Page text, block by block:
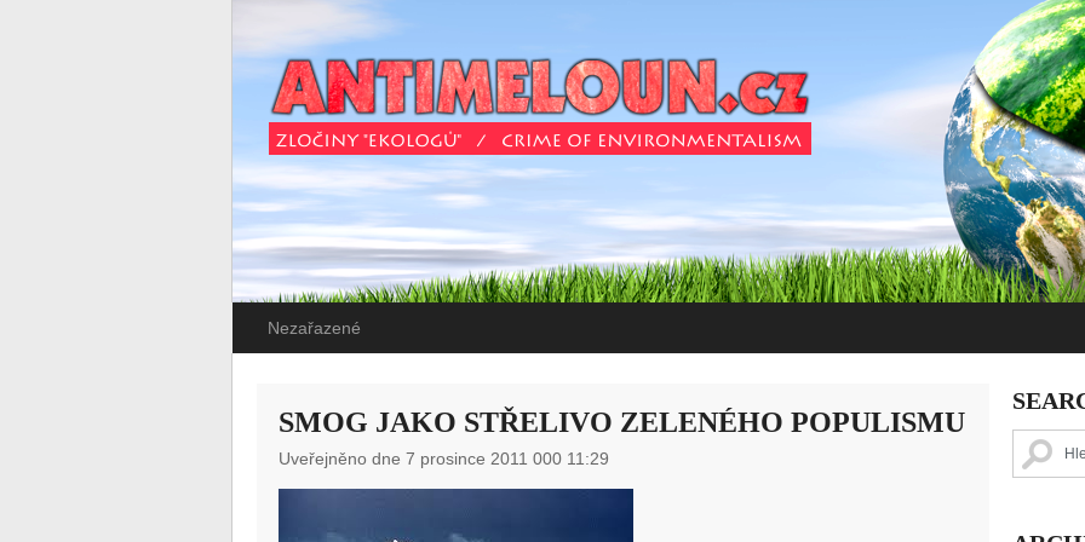
Nezařazené
SMOG JAKO STŘELIVO ZELENÉHO POPULISMU
Uveřejněno dne 7 prosince 2011 000 11:29